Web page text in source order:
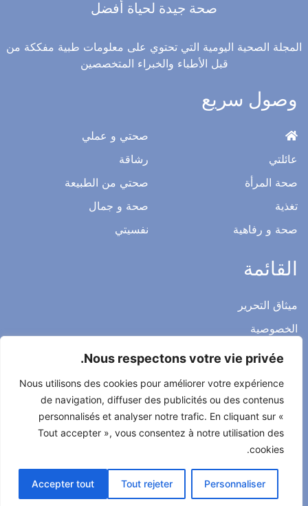
Nous respectons votre vie privée.
Nous utilisons des cookies pour améliorer votre expérience
de navigation, diffuser des publicités ou des contenus
personnalisés et analyser notre trafic. En cliquant sur «
Tout accepter », vous consentez à notre utilisation des
cookies.
Personnaliser
Tout rejeter
Accepter tout
صحة جيدة لحياة أفضل
المجلة الصحية اليومية التي تحتوي على معلومات طبية مفككة من
قبل الأطباء والخبراء المتخصصين
وصول سريع
عائلتي
صحة المرأة
تغذية
صحة و رفاهية
صحتي و عملي
رشاقة
صحتي من الطبيعة
صحة و جمال
نفسيتي
القائمة
ميثاق التحرير
الخصوصية
الاشعار القانوني
اتصل بنا
جميع الحقوق محفوظة لصحتي حياتي 2022
طور من طرفAlcomnet